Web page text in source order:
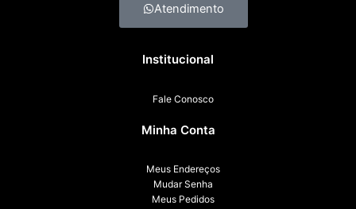
Atendimento
Institucional
Fale Conosco
Minha Conta
Meus Endereços
Mudar Senha
Meus Pedidos